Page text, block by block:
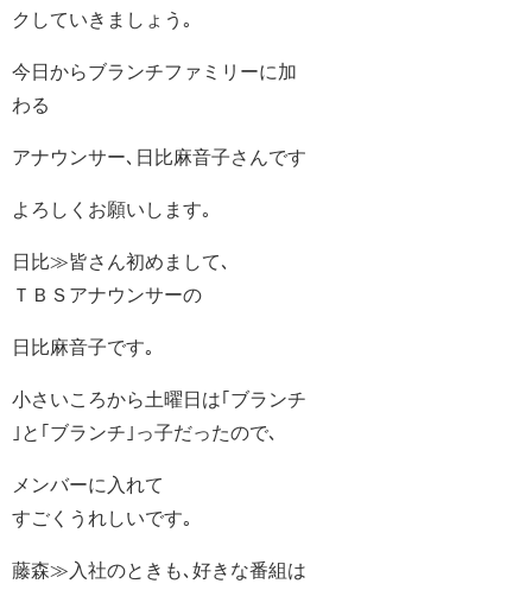
クしていきましょう｡
今日からブランチファミリーに加
わる
アナウンサー､日比麻音子さんです
よろしくお願いします｡
日比≫皆さん初めまして､
ＴＢＳアナウンサーの
日比麻音子です｡
小さいころから土曜日は｢ブランチ
｣と｢ブランチ｣っ子だったので､
メンバーに入れて
すごくうれしいです｡
藤森≫入社のときも､好きな番組は